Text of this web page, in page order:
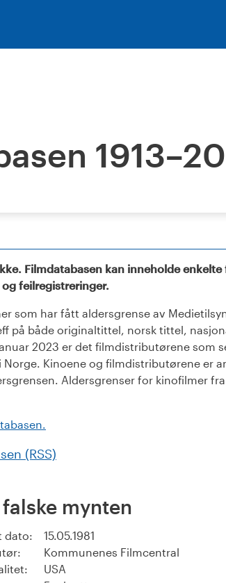
Filmdatabasen kan inneholde enkelte
feilregistreringer.
som har fått aldersgrense av
på både originaltittel, norsk tittel,
2023 er det filmdistributørene som
Kinoene og filmdistributørene er
Aldersgrenser for kinofilmer
(RSS)
falske mynten
dato:
15.05.1981
Kommunenes Filmcentral
USA